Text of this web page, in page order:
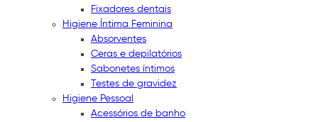
Fixadores dentais
Higiene Íntima Feminina
Absorventes
Ceras e depilatórios
Sabonetes íntimos
Testes de gravidez
Higiene Pessoal
Acessórios de banho